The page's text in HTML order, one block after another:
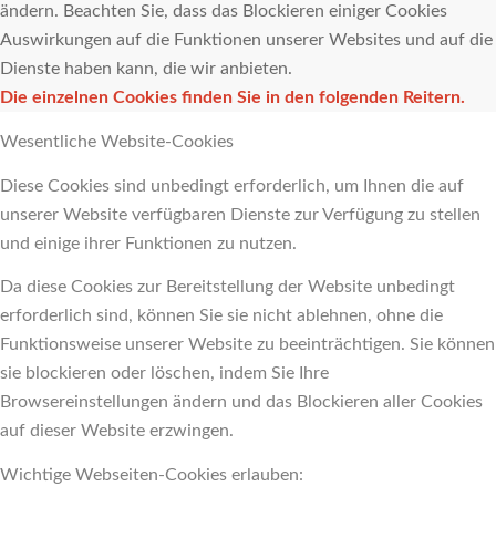
ändern. Beachten Sie, dass das Blockieren einiger Cookies
Auswirkungen auf die Funktionen unserer Websites und auf die
Dienste haben kann, die wir anbieten.
Die einzelnen Cookies finden Sie in den folgenden Reitern.
Wesentliche Website-Cookies
Diese Cookies sind unbedingt erforderlich, um Ihnen die auf
unserer Website verfügbaren Dienste zur Verfügung zu stellen
und einige ihrer Funktionen zu nutzen.
Da diese Cookies zur Bereitstellung der Website unbedingt
erforderlich sind, können Sie sie nicht ablehnen, ohne die
Funktionsweise unserer Website zu beeinträchtigen. Sie können
sie blockieren oder löschen, indem Sie Ihre
Browsereinstellungen ändern und das Blockieren aller Cookies
auf dieser Website erzwingen.
Wichtige Webseiten-Cookies erlauben: